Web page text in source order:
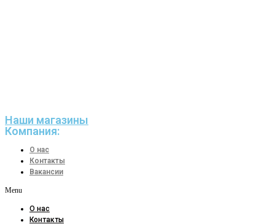
Наши магазины
Компания:
О нас
Контакты
Вакансии
Menu
О нас
Контакты